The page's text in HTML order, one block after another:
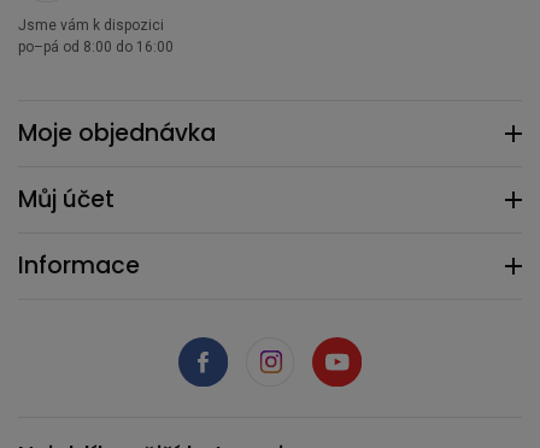
Moje objednávka
Můj účet
Informace
Jsme vám k dispozici
po–pá od 8:00 do 16:00